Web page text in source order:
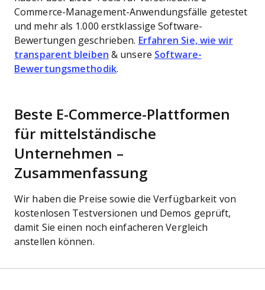
Commerce-Management-Anwendungsfälle getestet
und mehr als 1.000 erstklassige Software-
Bewertungen geschrieben. Erfahren Sie, wie wir
transparent bleiben & unsere Software-
Bewertungsmethodik.
Beste E-Commerce-Plattformen
für mittelständische
Unternehmen –
Zusammenfassung
Wir haben die Preise sowie die Verfügbarkeit von
kostenlosen Testversionen und Demos geprüft,
damit Sie einen noch einfacheren Vergleich
anstellen können.